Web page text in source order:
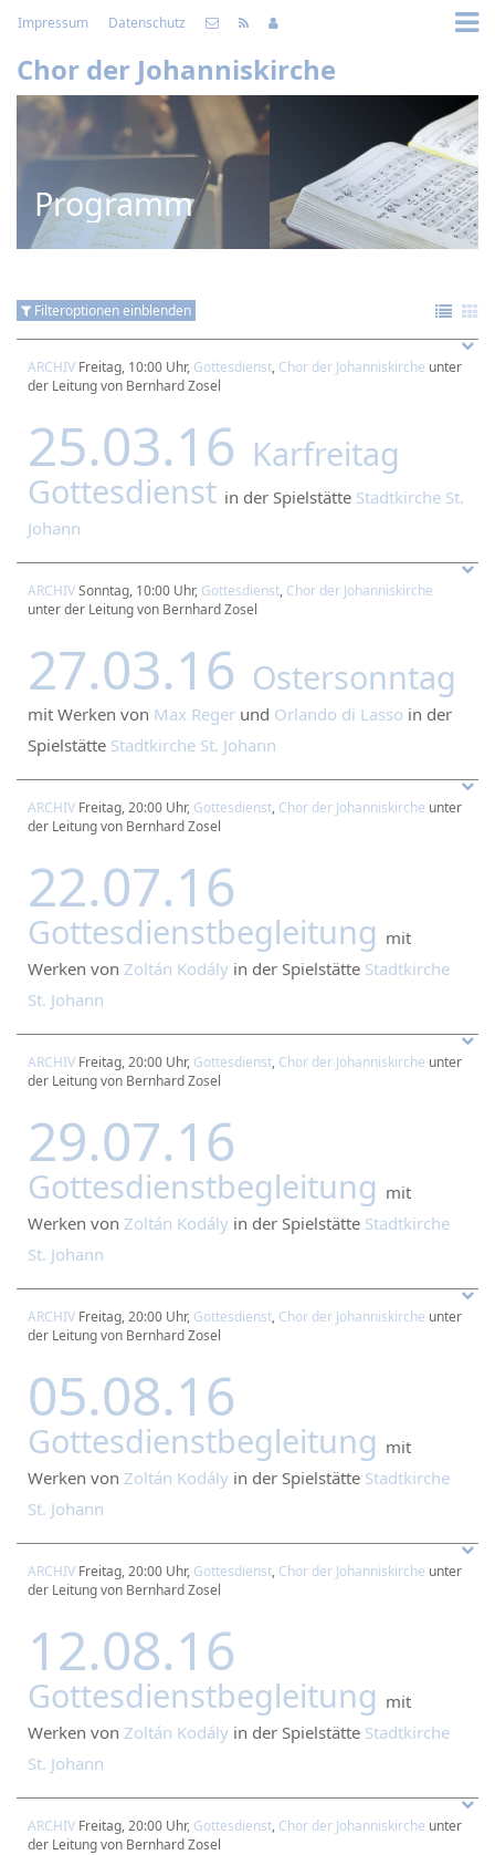
Impressum Datenschutz
Chor der Johanniskirche
Programm
Filteroptionen einblenden
ARCHIV Freitag, 10:00 Uhr, Gottesdienst, Chor der Johanniskirche unter
der Leitung von Bernhard Zosel
25.03.16 Karfreitag
Gottesdienst in der Spielstätte Stadtkirche St.
Johann
ARCHIVSonntag, 10:00 Uhr, Gottesdienst, Chor der Johanniskirche
unter der Leitung von Bernhard Zosel
27.03.16 Ostersonntag
mit Werken von Max Reger und Orlando di Lasso in der
Spielstätte Stadtkirche St. Johann
ARCHIV Freitag, 20:00 Uhr, Gottesdienst, Chor der Johanniskirche unter
der Leitung von Bernhard Zosel
22.07.16
Gottesdienstbegleitung mit
Werken von Zoltán Kodály in der Spielstätte Stadtkirche
St. Johann
ARCHIV Freitag, 20:00 Uhr, Gottesdienst, Chor der Johanniskirche unter
der Leitung von Bernhard Zosel
29.07.16
Gottesdienstbegleitung mit
Werken von Zoltán Kodály in der Spielstätte Stadtkirche
St. Johann
ARCHIV Freitag, 20:00 Uhr, Gottesdienst, Chor der Johanniskirche unter
der Leitung von Bernhard Zosel
05.08.16
Gottesdienstbegleitung mit
Werken von Zoltán Kodály in der Spielstätte Stadtkirche
St. Johann
ARCHIV Freitag, 20:00 Uhr, Gottesdienst, Chor der Johanniskirche unter
der Leitung von Bernhard Zosel
12.08.16
Gottesdienstbegleitung mit
Werken von Zoltán Kodály in der Spielstätte Stadtkirche
St. Johann
ARCHIV Freitag, 20:00 Uhr, Gottesdienst, Chor der Johanniskirche unter
der Leitung von Bernhard Zosel